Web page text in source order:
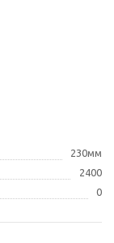
230мм
2400
0